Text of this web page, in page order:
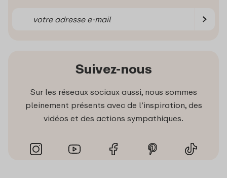
Suivez-nous
Sur les réseaux sociaux aussi, nous sommes
pleinement présents avec de l’inspiration, des
vidéos et des actions sympathiques.